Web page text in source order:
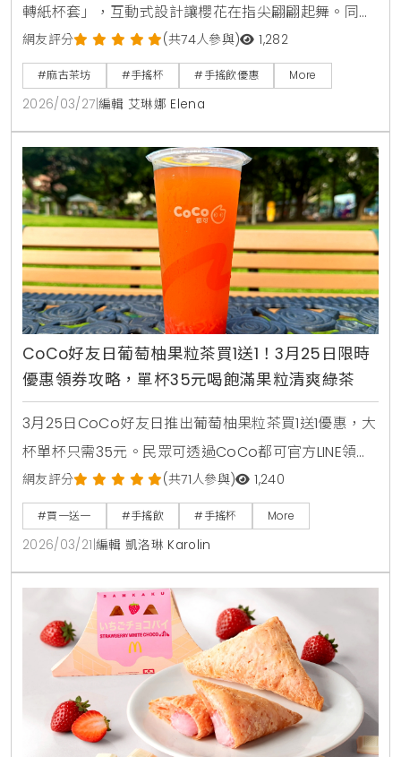
轉紙杯套」，互動式設計讓櫻花在指尖翩翩起舞。同步
祭出三月限時優惠，透過「麻古購」自取可享買5送1、
買10送2，滿額再贈20元優惠券，愛好粉紅氛圍與手搖
飲的消費者千萬別錯過。
網友評分 (共74人參與) 1,282
#麻古茶坊 #手搖杯 #手搖飲優惠 More
2026/03/27 編輯 艾琳娜 Elena
CoCo好友日葡萄柚果粒茶買1送1！3月25日限時
優惠領券攻略，單杯35元喝飽滿果粒清爽綠茶
3月25日CoCo好友日推出葡萄柚果粒茶買1送1優惠，大
杯單杯只需35元。民眾可透過CoCo都可官方LINE領取
優惠券，享受紅葡萄柚果粒與綠茶結合的清爽滋味。
網友評分 (共71人參與) 1,240
#買一送一 #手搖飲 #手搖杯 More
2026/03/21 編輯 凱洛琳 Karolin